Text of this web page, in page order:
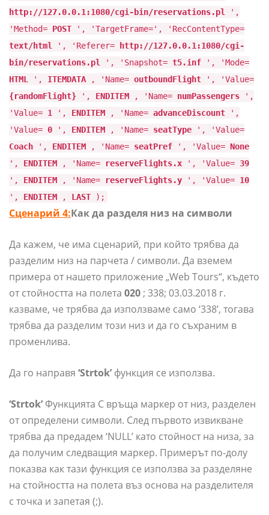
http://127.0.0.1:1080/cgi-bin/reservations.pl ',
'Method= POST ', 'TargetFrame=', 'RecContentType=
text/html ', 'Referer=
http://127.0.0.1:1080/cgi-
bin/reservations.pl ', 'Snapshot= t5.inf ', 'Mode=
HTML ', ITEMDATA , 'Name= outboundFlight ', 'Value=
{randomFlight} ', ENDITEM , 'Name= numPassengers ',
'Value= 1 ', ENDITEM , 'Name= advanceDiscount ',
'Value= 0 ', ENDITEM , 'Name= seatType ', 'Value=
Coach ', ENDITEM , 'Name= seatPref ', 'Value= None
', ENDITEM , 'Name= reserveFlights.x ', 'Value= 39
', ENDITEM , 'Name= reserveFlights.y ', 'Value= 10
', ENDITEM , LAST );
Сценарий 4:Как да разделя низ на символи
Да кажем, че има сценарий, при който трябва да
разделим низ на парчета / символи. Да вземем
примера от нашето приложение „Web Tours“, където
от стойността на полета 020 ; 338; 03.03.2018 г.
казваме, че трябва да използваме само ‘338’, тогава
трябва да разделим този низ и да го съхраним в
променлива.
Да го направя ‘Strtok’ функция се използва.
‘Strtok’ Функцията C връща маркер от низ, разделен
от определени символи. След първото извикване
трябва да предадем ‘NULL’ като стойност на низа, за
да получим следващия маркер. Примерът по-долу
показва как тази функция се използва за разделяне
на стойността на полета въз основа на разделителя
с точка и запетая (;).